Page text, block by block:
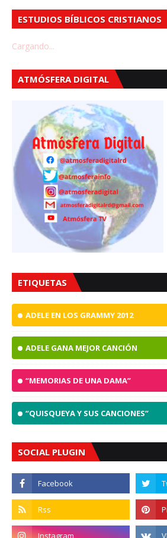
ESTUDIOS BÍBLICOS CRISTIANOS
Cargando...
ATMÓSFERA DIGITAL
ETIQUETAS
ADELE EN LOS GRAMMY 2012
ADELE GANA MEJOR CANCIÓN
“MEMORIAS DE UNA DAMA”
“QUISQUEYA Y SUS CANCIONES”
SOCIAL PLUGIN